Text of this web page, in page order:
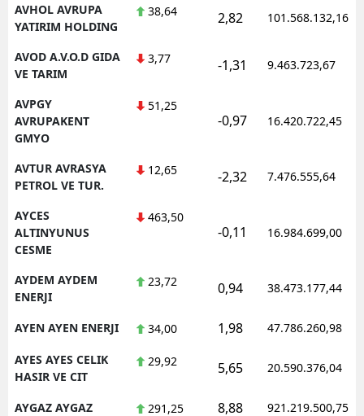
AVHOL AVRUPA
YATIRIM HOLDING
38,64 2,82 101.568.132,16
AVOD A.V.O.D GIDA
VE TARIM
3,77 -1,31 9.463.723,67
AVPGY
AVRUPAKENT
GMYO
51,25
-0,97 16.420.722,45
AVTUR AVRASYA
PETROL VE TUR.
12,65 -2,32 7.476.555,64
AYCES
ALTINYUNUS
CESME
463,50
-0,11 16.984.699,00
AYDEM AYDEM
ENERJI
23,72 0,94 38.473.177,44
AYEN AYEN ENERJI 34,00 1,98 47.786.260,98
AYES AYES CELIK
HASIR VE CIT
29,92 5,65 20.590.376,04
AYGAZ AYGAZ 291,25 8,88 921.219.500,75